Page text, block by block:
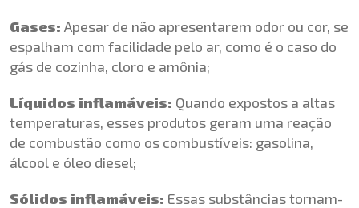
Gases: Apesar de não apresentarem odor ou cor, se
espalham com facilidade pelo ar, como é o caso do
gás de cozinha, cloro e amônia;
Líquidos inflamáveis: Quando expostos a altas
temperaturas, esses produtos geram uma reação
de combustão como os combustíveis: gasolina,
álcool e óleo diesel;
Sólidos inflamáveis: Essas substâncias tornam-